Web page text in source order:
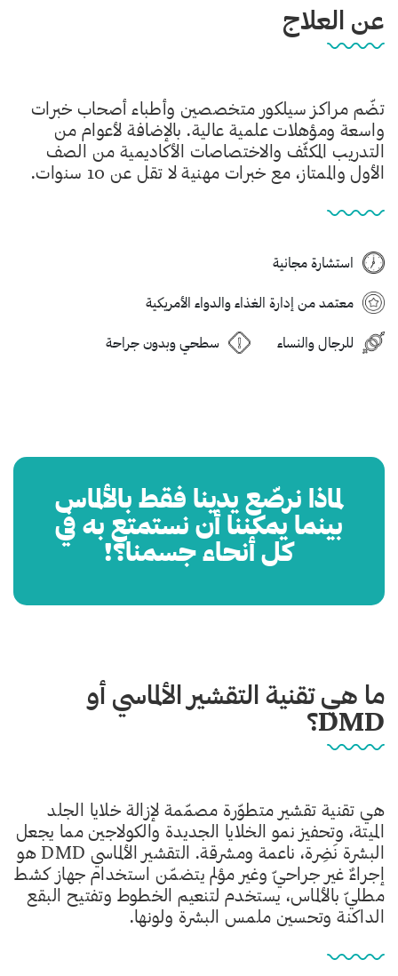
عن العلاج
تضّم مراكز سيلكور متخصصين وأطباء أصحاب خبرات
واسعة ومؤهلات علمية عالية. بالإضافة لأعوام من
التدريب المكثّف والاختصاصات الأكاديمية من الصف
الأول والممتاز، مع خبرات مهنية لا تقل عن 10 سنوات.
استشارة مجانية
معتمد من إدارة الغذاء والدواء الأمريكية
للرجال والنساء
سطحي وبدون جراحة
لماذا نرصّع يدينا فقط بالألماس
بينما يمكننا أن نستمتع به في
كل أنحاء جسمنا؟!
ما هي تقنية التقشير الألماسي أو
DMD؟
هي تقنية تقشير متطوّرة مصمّمة لإزالة خلايا الجلد
الميتة، وتحفيز نمو الخلايا الجديدة والكولاجين مما يجعل
البشرة نَضِرة، ناعمة ومشرقة. التقشير الألماسي DMD هو
إجراءٌ غير جراحيّ وغير مؤلم يتضمّن استخدام جهاز كشط
مطليّ بالألماس، يستخدم لتنعيم الخطوط وتفتيح البقع
الداكنة وتحسين ملمس البشرة ولونها.